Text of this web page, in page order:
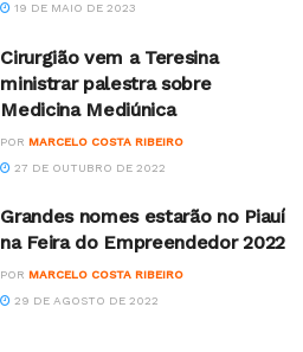
19 DE MAIO DE 2023
Cirurgião vem a Teresina
ministrar palestra sobre
Medicina Mediúnica
POR MARCELO COSTA RIBEIRO
27 DE OUTUBRO DE 2022
Grandes nomes estarão no Piauí
na Feira do Empreendedor 2022
POR MARCELO COSTA RIBEIRO
29 DE AGOSTO DE 2022